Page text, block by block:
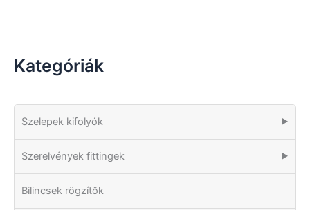
Kategóriák
Szelepek kifolyók ▶
Szerelvények fittingek ▶
Bilincsek rögzítők